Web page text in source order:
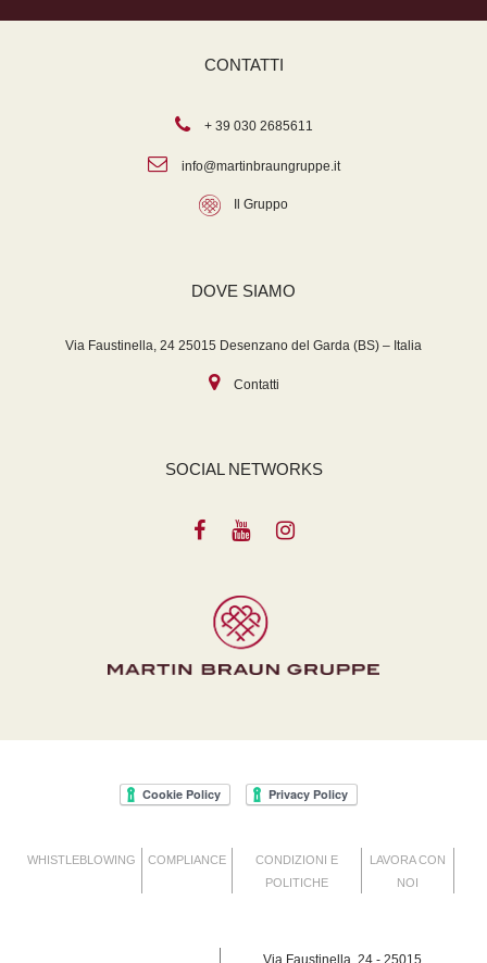
CONTATTI
+ 39 030 2685611
info@martinbraungruppe.it
Il Gruppo
DOVE SIAMO
Via Faustinella, 24 25015 Desenzano del Garda (BS) – Italia
Contatti
SOCIAL NETWORKS
Via Faustinella, 24 - 25015
WHISTLEBLOWING COMPLIANCE
CONDIZIONI E
POLITICHE
LAVORA CON
NOI